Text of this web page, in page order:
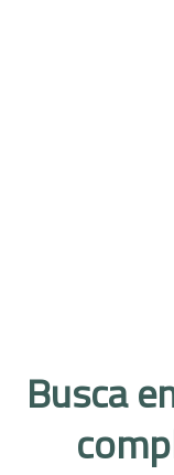
Busca